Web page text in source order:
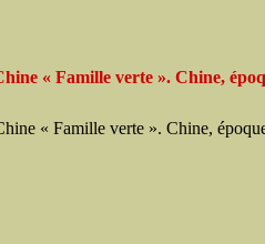
« Famille verte ». Chine,